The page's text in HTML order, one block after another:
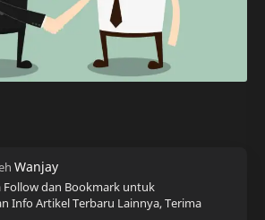
Follow dan Bookmark untuk
Info Artikel Terbaru Lainnya, Terima